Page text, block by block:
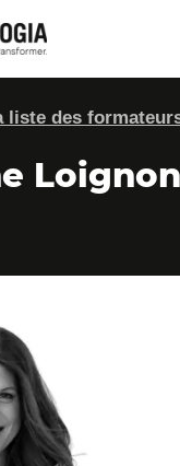
liste des
Loignon